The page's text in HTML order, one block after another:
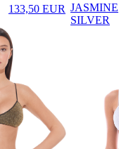
133,50 EUR
Prezzo in aggiornamento
♡
JASMINE
SILVER